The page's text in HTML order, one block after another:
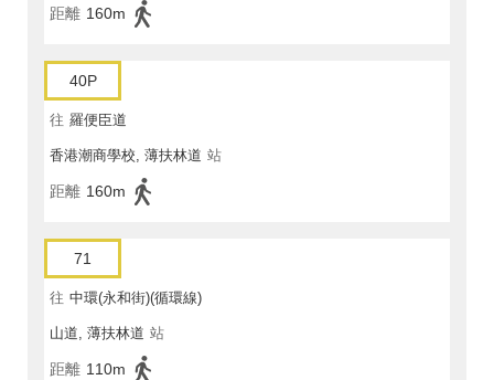
距離 160m
40P
往 羅便臣道
香港潮商學校, 薄扶林道 站
距離 160m
71
往 中環(永和街)(循環線)
山道, 薄扶林道 站
距離 110m